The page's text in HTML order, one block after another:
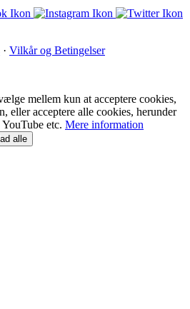
· Vilkår og Betingelser
mellem kun at acceptere cookies,
eller acceptere alle cookies, herunder
etc. Mere information
alle